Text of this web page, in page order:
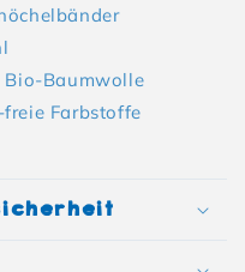
Bio-Baumwolle
Farbstoffe